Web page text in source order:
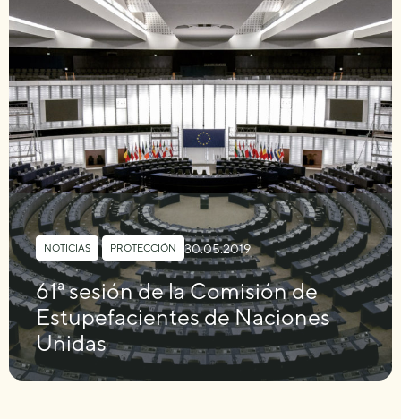
NOTICIAS , PROTECCIÓN 30.05.2019
61ª sesión de la Comisión de
Estupefacientes de Naciones
Unidas